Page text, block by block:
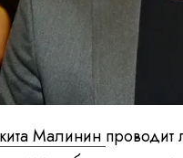
Малинин проводит